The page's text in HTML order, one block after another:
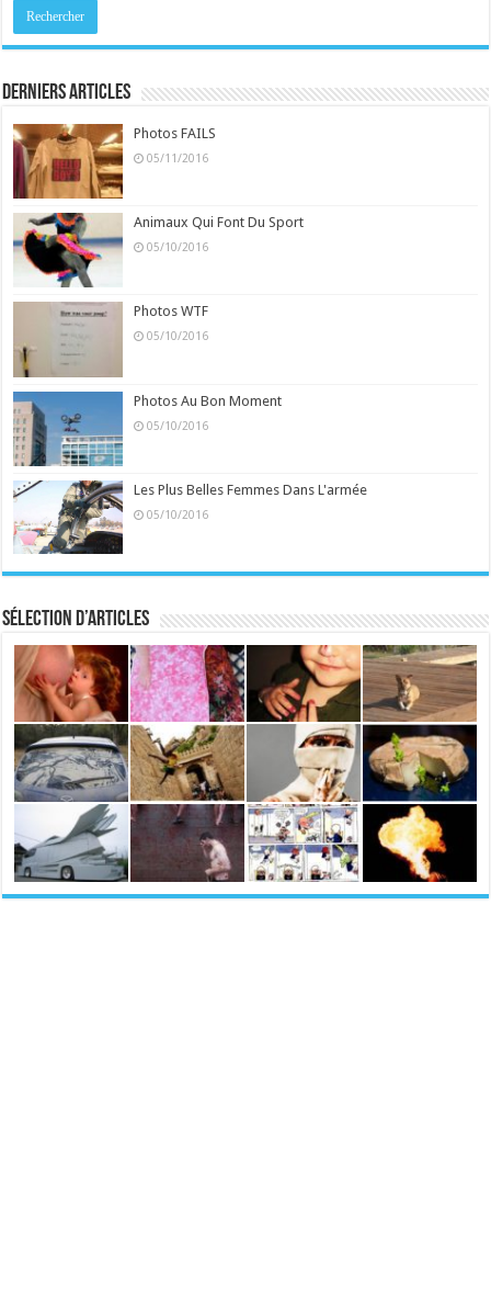
Derniers Articles
Photos FAILS
05/11/2016
Animaux Qui Font Du Sport
05/10/2016
Photos WTF
05/10/2016
Photos Au Bon Moment
05/10/2016
Les Plus Belles Femmes Dans L'armée
05/10/2016
Sélection d’articles